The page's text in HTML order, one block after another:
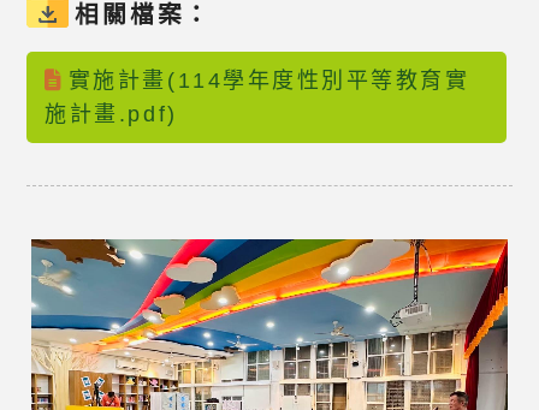
相關檔案：
實施計畫(114學年度性別平等教育實
施計畫.pdf)